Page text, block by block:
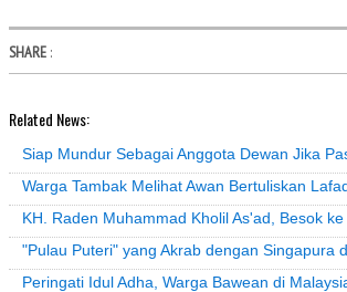
SHARE :
Related News:
Siap Mundur Sebagai Anggota Dewan Jika
Warga Tambak Melihat Awan Bertuliskan
KH. Raden Muhammad Kholil As'ad, Besok ke
"Pulau Puteri" yang Akrab dengan Singapura
Peringati Idul Adha, Warga Bawean di